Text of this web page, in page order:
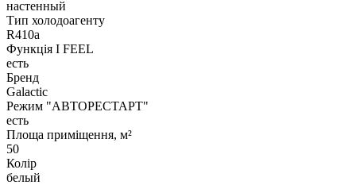
настенный
Тип холодоагенту
R410a
Функція I FEEL
есть
Бренд
Galactic
Режим "АВТОРЕСТАРТ"
есть
Площа приміщення, м²
50
Колір
белый